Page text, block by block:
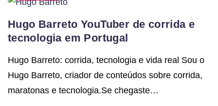
Hugo Barreto YouTuber de corrida e
tecnologia em Portugal
Hugo Barreto: corrida, tecnologia e vida real Sou o
Hugo Barreto, criador de conteúdos sobre corrida,
maratonas e tecnologia.Se chegaste…